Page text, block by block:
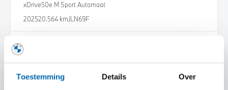
Toestemming Details Over
xDrive50e M Sport Automaat
202520.564 kmJLN69F